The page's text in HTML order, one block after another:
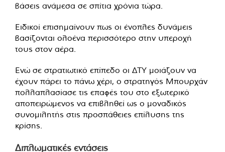
βάσεις ανάμεσα σε σπίτια χρόνια τώρα.
Ειδικοί επισημαίνουν πως οι ένοπλες δυνάμεις
βασίζονται ολοένα περισσότερο στην υπεροχή
τους στον αέρα.
Ενώ σε στρατιωτικό επίπεδο οι ΔΤΥ μοιάζουν να
έχουν πάρει το πάνω χέρι, ο στρατηγός Μπουρχάν
πολλαπλασίασε τις επαφές του στο εξωτερικό
αποπειρώμενος να επιβληθεί ως ο μοναδικός
συνομιλητής στις προσπάθειες επίλυσης της
κρίσης.
Διπλωματικές εντάσεις